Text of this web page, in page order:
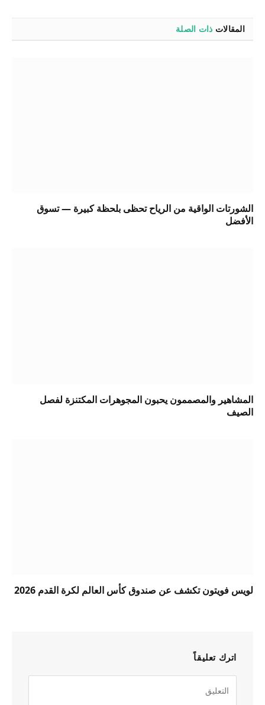
المقالات ذات الصلة
الشورتات الواقية من الرياح تحظى بلحظة كبيرة — تسوق
الأفضل
المشاهير والمصممون يحبون المجوهرات المكتنزة لفصل
الصيف
لويس فويتون تكشف عن صندوق كأس العالم لكرة القدم 2026
اترك تعليقاً